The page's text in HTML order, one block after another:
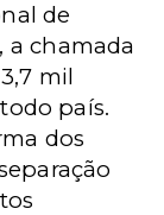
de
a chamada
mil
país.
dos